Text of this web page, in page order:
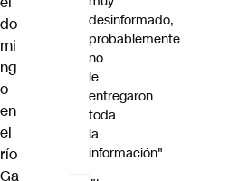
do
mi
ng
o
en
el
río
Ga
desinformado,
probablemente
no
le
entregaron
toda
la
información"